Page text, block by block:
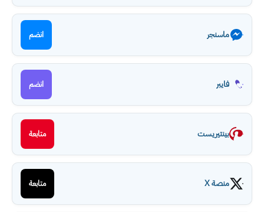
ماسنجر انضم
فايبر انضم
بينتيريست متابعة
منصة X متابعة